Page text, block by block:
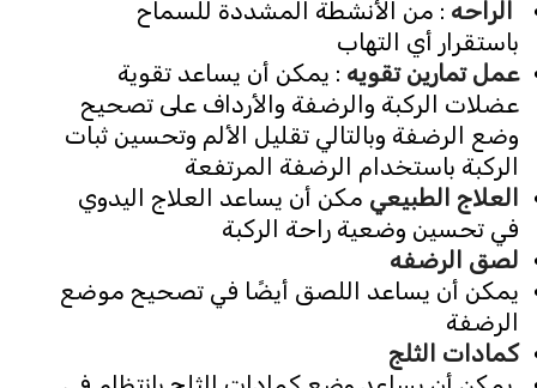
الراحه: من الأنشطة المشددة للسماح
باستقرار أي التهاب
عمل تمارين تقويه: يمكن أن يساعد تقوية
عضلات الركبة والرضفة والأرداف على تصحيح
وضع الرضفة وبالتالي تقليل الألم وتحسين ثبات
الركبة باستخدام الرضفة المرتفعة
العلاج الطبيعيمكن أن يساعد العلاج اليدوي
في تحسين وضعية راحة الركبة
لصق الرضفه
يمكن أن يساعد اللصق أيضًا في تصحيح موضع
الرضفة
كمادات الثلج